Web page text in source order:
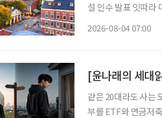
설 인수 발표 잇따라 미국 고령자 주거시설 시장에 지각변동이 나타나고 있다. 고령화로 입주
2026-08-04 07:00
[윤나래의 세대
같은 20대라도 사는
부를 ETF와 연금저